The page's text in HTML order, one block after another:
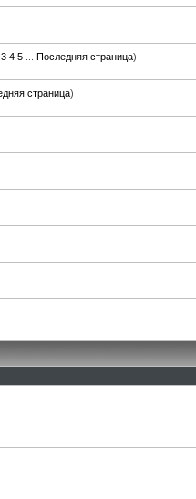
3 4 5 Последняя страница)
страница)